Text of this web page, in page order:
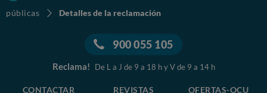
públicas
Detalles de la reclamación
900 055 105
Reclama! De L a J de 9 a 18 h y V de 9 a 14 h
CONTACTAR REVISTAS OFERTAS-OCU